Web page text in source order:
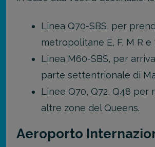
Linea Q70-SBS, per
metropolitane E, F, M R e
Linea M60-SBS, per
parte settentrionale di
Linee Q70, Q72, Q48 per
altre zone del Queens.
Aeroporto